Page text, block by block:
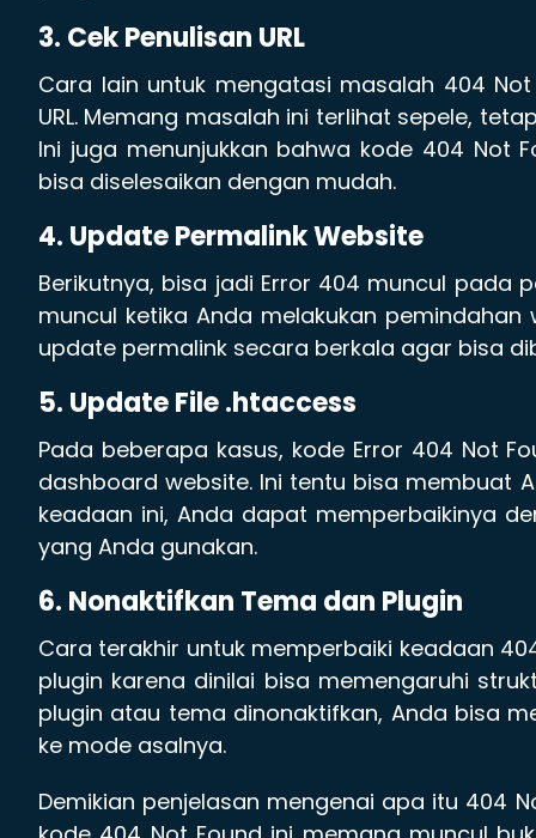
3. Cek Penulisan URL
Cara lain untuk mengatasi masalah 404
URL. Memang masalah ini terlihat sepele,
Ini juga menunjukkan bahwa kode 404 Not
bisa diselesaikan dengan mudah.
4. Update Permalink Website
Berikutnya, bisa jadi Error 404 muncul pada
muncul ketika Anda melakukan
update permalink secara berkala agar bisa
5. Update File .htaccess
Pada beberapa kasus, kode Error 404 Not
dashboard website. Ini tentu bisa membuat
keadaan ini, Anda dapat memperbaikinya
yang Anda gunakan.
6. Nonaktifkan Tema dan Plugin
Cara terakhir untuk memperbaiki keadaan
plugin karena dinilai bisa memengaruhi
plugin atau tema dinonaktifkan, Anda bisa
ke mode asalnya.
Demikian penjelasan mengenai apa itu 404